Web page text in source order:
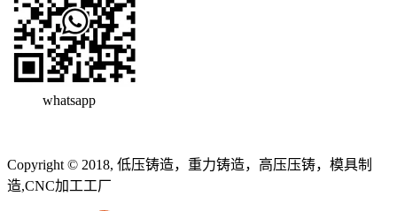
whatsapp
Copyright © 2018, 低压铸造，重力铸造，高压压铸，模具制
造,CNC加工工厂